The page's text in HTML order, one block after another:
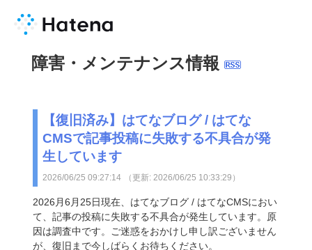
障害・メンテナンス情報
【復旧済み】はてなブログ / はてな
CMSで記事投稿に失敗する不具合が発
生しています
2026/06/25 09:27:14 （更新: 2026/06/25 10:33:29 ）
2026月6月25日現在、はてなブログ / はてなCMSにおい
て、記事の投稿に失敗する不具合が発生しています。原
因は調査中です。ご迷惑をおかけし申し訳ございません
が、復旧まで今しばらくお待ちください。